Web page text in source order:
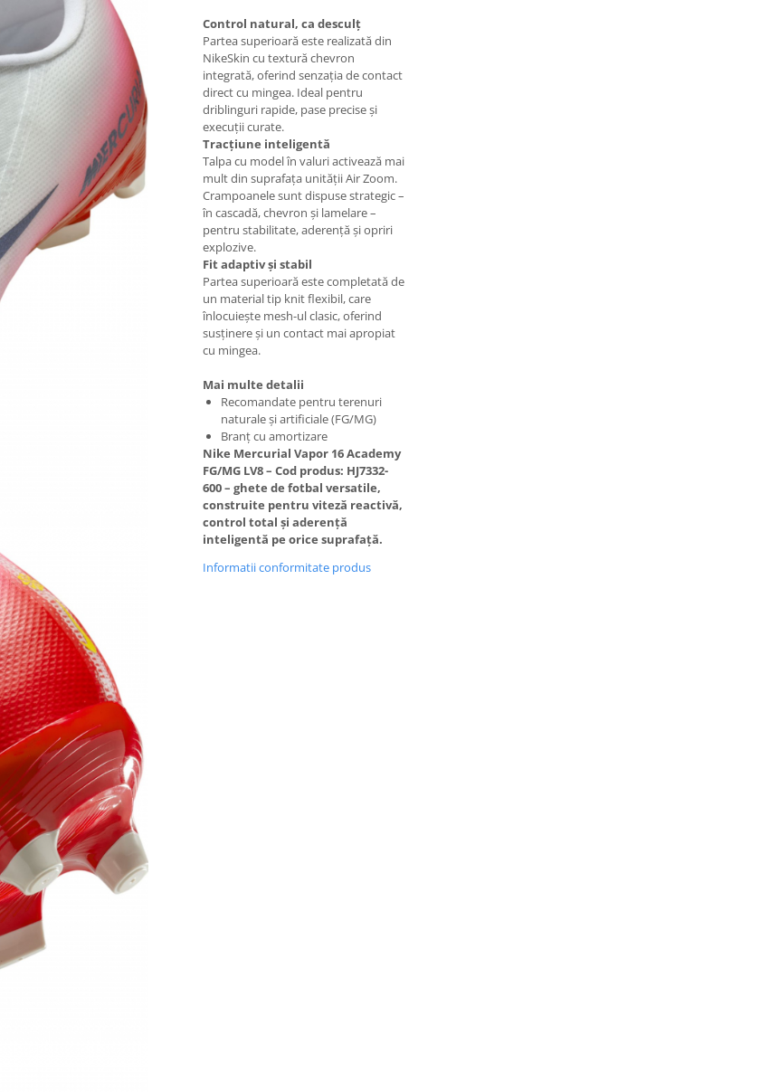
Control natural, ca desculț
Partea superioară este realizată din
NikeSkin cu textură chevron
integrată, oferind senzația de contact
direct cu mingea. Ideal pentru
driblinguri rapide, pase precise și
execuții curate.
Tracțiune inteligentă
Talpa cu model în valuri activează mai
mult din suprafața unității Air Zoom.
Crampoanele sunt dispuse strategic –
în cascadă, chevron și lamelare –
pentru stabilitate, aderență și opriri
explozive.
Fit adaptiv și stabil
Partea superioară este completată de
un material tip knit flexibil, care
înlocuiește mesh-ul clasic, oferind
susținere și un contact mai apropiat
cu mingea.
Mai multe detalii
Recomandate pentru terenuri
naturale și artificiale (FG/MG)
Branț cu amortizare
Nike Mercurial Vapor 16 Academy
FG/MG LV8 – Cod produs: HJ7332-
600 – ghete de fotbal versatile,
construite pentru viteză reactivă,
control total și aderență
inteligentă pe orice suprafață.
Informatii conformitate produs